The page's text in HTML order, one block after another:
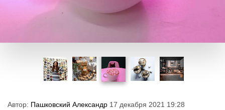
Автор: Пашковский Александр 17 декабря 2021 19:28